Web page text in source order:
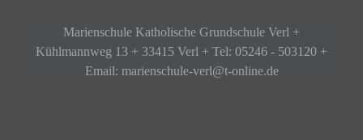
Marienschule Katholische Grundschule Verl +
Kühlmannweg 13 + 33415 Verl + Tel: 05246 - 503120 +
Email: marienschule-verl@t-online.de